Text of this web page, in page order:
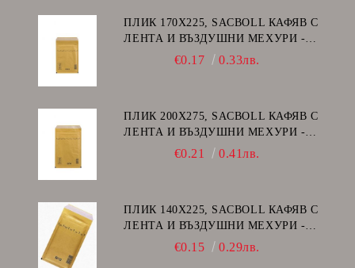
ПЛИК 170Х225, SACBOLL КАФЯВ С
ЛЕНТА И ВЪЗДУШНИ МЕХУРИ -
€0.17 0.33лв.
ПЛИК 200Х275, SACBOLL КАФЯВ С
ЛЕНТА И ВЪЗДУШНИ МЕХУРИ -
€0.21 0.41лв.
ПЛИК 140Х225, SACBOLL КАФЯВ С
ЛЕНТА И ВЪЗДУШНИ МЕХУРИ -
€0.15 0.29лв.